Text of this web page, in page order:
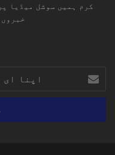
کرم ہمیں سوشل میڈیا
خبروں
ای
میل
پتا